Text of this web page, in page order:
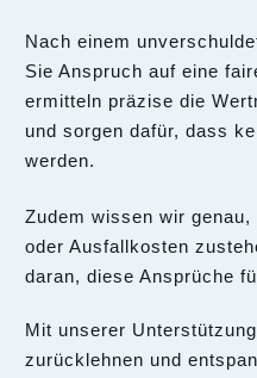
Nach einem
Sie Anspruch auf eine
ermitteln präzise die
und sorgen dafür, dass
werden.
Zudem wissen wir
oder Ausfallkosten
daran, diese Ansprüche
Mit unserer
zurücklehnen und